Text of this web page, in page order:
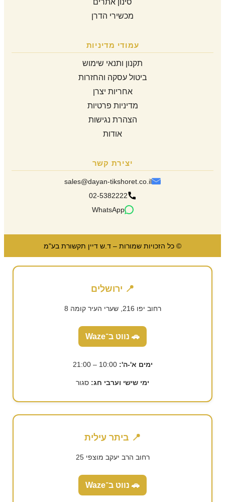
מכשירי הדרן
עמודי מדיניות
תקנון ותנאי שימוש
ביטול עסקה והחזרות
אחריות יצרן
מדיניות פרטיות
הצהרת נגישות
אודות
יצירת קשר
sales@dayan-tikshoret.co.il
02-5382222
WhatsApp
© כל הזכויות שמורות – ד.ש דיין תקשורת בע"מ
📍 ירושלים
רחוב יפו 216, שערי העיר קומה 8
🚗 נווט ב־Waze
ימים א'-ה': 10:00 – 21:00
ימי שישי וערבי חג: סגור
📍 ביתר עילית
רחוב הרב יעקב מוצפי 25
🚗 נווט ב־Waze